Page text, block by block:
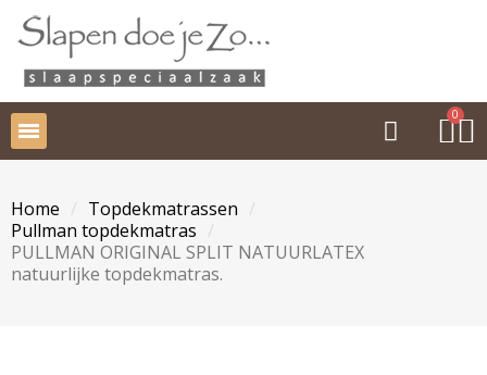
Home
Topdekmatrassen
Pullman topdekmatras
PULLMAN ORIGINAL SPLIT NATUURLATEX
natuurlijke topdekmatras.